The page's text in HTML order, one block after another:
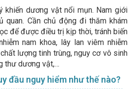
khiến dương vật nổi mụn. Nam giới
quan. Cần chủ động đi thăm khám
để được điều trị kịp thời, tránh biến
nam khoa, lây lan viêm nhiễm
lượng tinh trùng, nguy cơ vô sinh
thư dương vật,…
đầu nguy hiểm như thế nào?